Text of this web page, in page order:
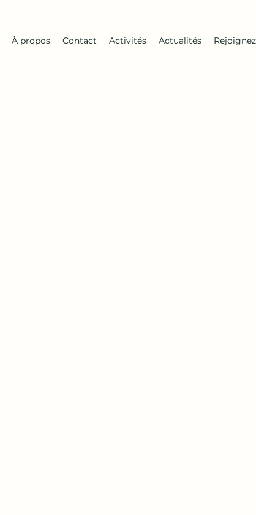
À propos Contact Activités Actualités